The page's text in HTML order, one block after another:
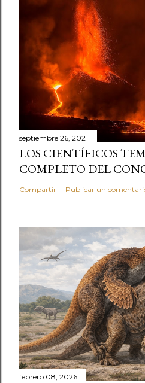
septiembre 26, 2021
LOS CIENTÍFICOS
COMPLETO DEL
Compartir Publicar un
febrero 08, 2026